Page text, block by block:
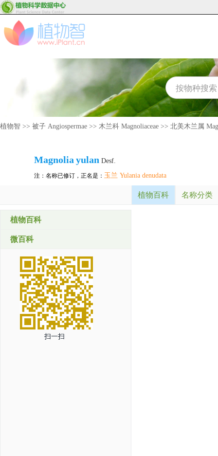
植物智 >> 被子 Angiospermae >> 木兰科 Magnoliaceae >> 北美木兰属
Magnolia yulan Desf.
注：名称已修订，正名是： 玉兰 Yulania denudata
植物百科 名称分类
植物百科
微百科
扫一扫